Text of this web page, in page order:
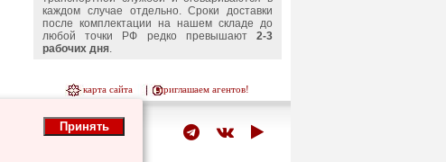
каждом случае отдельно. Сроки доставки
после комплектации на нашем складе до
любой точки РФ редко превышают 2-3
рабочих дня.
карта сайта приглашаем агентов!
Принять